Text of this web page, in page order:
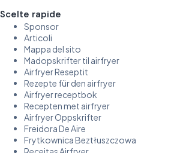
Scelte rapide
Sponsor
Articoli
Mappa del sito
Madopskrifter til airfryer
Airfryer Reseptit
Rezepte für den airfryer
Airfryer receptbok
Recepten met airfryer
Airfryer Oppskrifter
Freidora De Aire
Frytkownica Beztłuszczowa